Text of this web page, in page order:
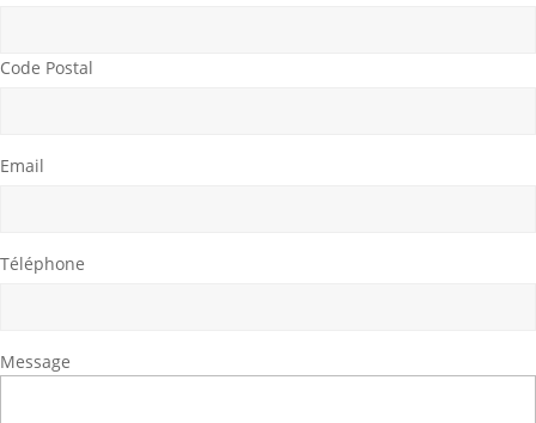
Code Postal
Email
Téléphone
Message